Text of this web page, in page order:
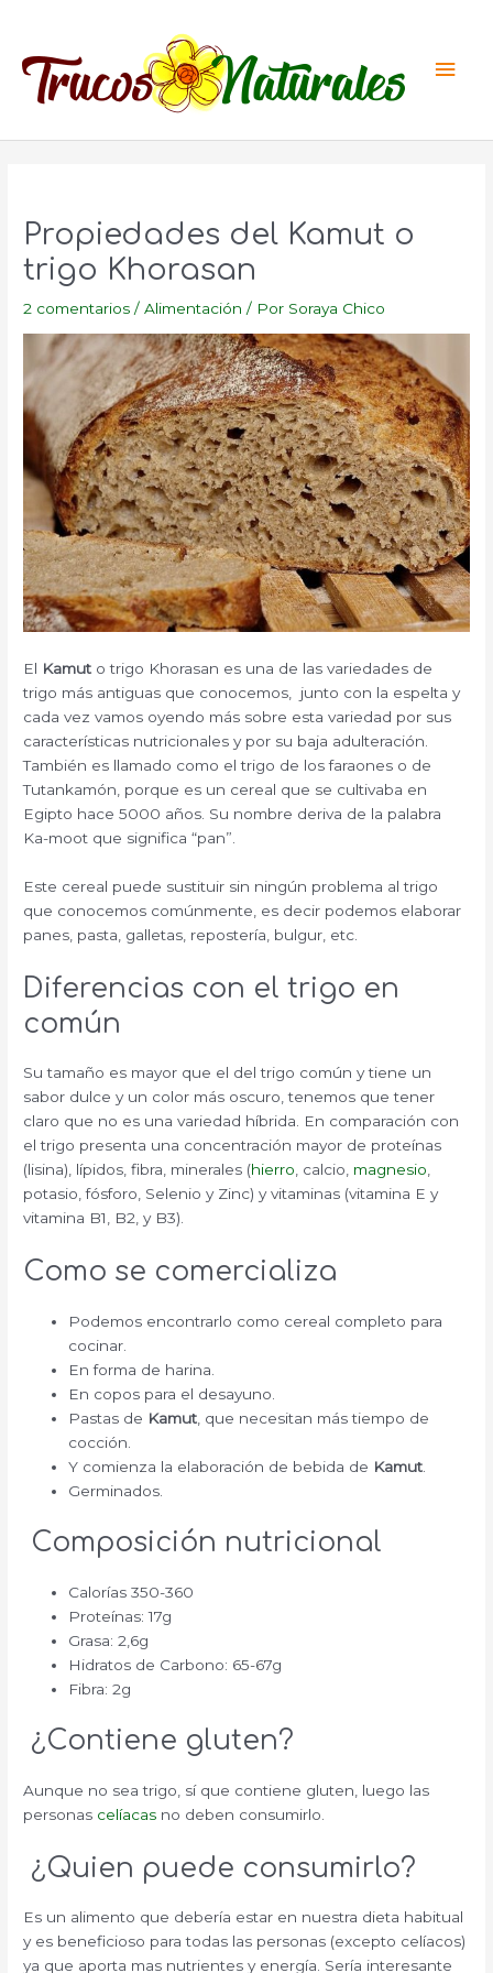
contenido
Propiedades del Kamut o
trigo Khorasan
2 comentarios /Alimentación / Por Soraya Chico
El Kamut o trigo Khorasan es una de las variedades de
trigo más antiguas que conocemos, junto con la espelta y
cada vez vamos oyendo más sobre esta variedad por sus
características nutricionales y por su baja adulteración.
También es llamado como el trigo de los faraones o de
Tutankamón, porque es un cereal que se cultivaba en
Egipto hace 5000 años. Su nombre deriva de la palabra
Ka-moot que significa “pan”.
Este cereal puede sustituir sin ningún problema al trigo
que conocemos comúnmente, es decir podemos elaborar
panes, pasta, galletas, repostería, bulgur, etc.
Diferencias con el trigo en
común
Su tamaño es mayor que el del trigo común y tiene un
sabor dulce y un color más oscuro, tenemos que tener
claro que no es una variedad híbrida. En comparación con
el trigo presenta una concentración mayor de proteínas
(lisina), lípidos, fibra, minerales (hierro, calcio, magnesio,
potasio, fósforo, Selenio y Zinc) y vitaminas (vitamina E y
vitamina B1, B2, y B3).
Como se comercializa
Podemos encontrarlo como cereal completo para
cocinar.
En forma de harina.
En copos para el desayuno.
Pastas de Kamut , que necesitan más tiempo de
cocción.
Y comienza la elaboración de bebida de Kamut
Germinados.
Composición nutricional
Calorías 350-360
Proteínas: 17g
Grasa: 2,6g
Hidratos de Carbono: 65-67g
Fibra: 2g
¿Contiene gluten?
Aunque no sea trigo, sí que contiene gluten, luego las
personas celíacas no deben consumirlo.
¿Quien puede consumirlo?
Es un alimento que debería estar en nuestra dieta habitual
y es beneficioso para todas las personas (excepto celíacos)
ya que aporta mas nutrientes y energía. Sería interesante